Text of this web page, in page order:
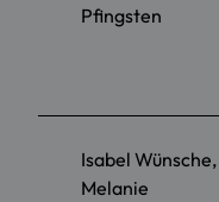
Pfingsten
Isabel Wünsche,
Melanie